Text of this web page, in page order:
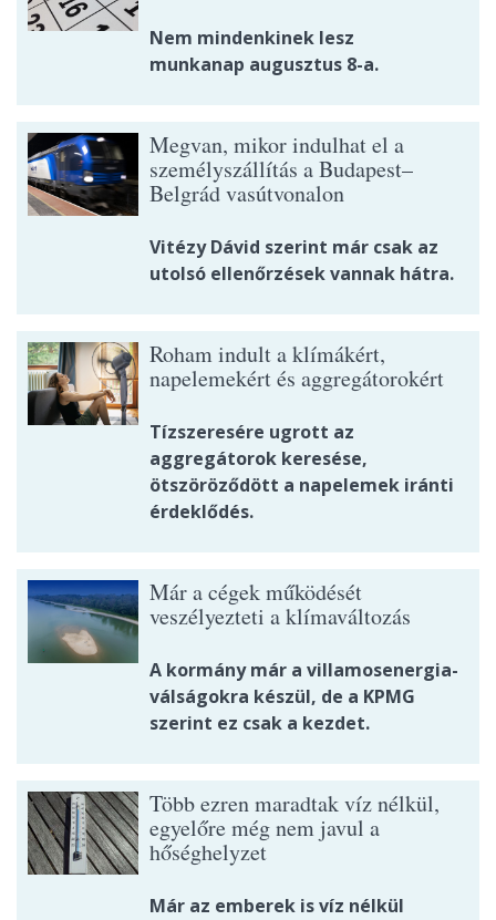
Nem mindenkinek lesz
munkanap augusztus 8-a.
Megvan, mikor indulhat el a
személyszállítás a Budapest–
Belgrád vasútvonalon
Vitézy Dávid szerint már csak az
utolsó ellenőrzések vannak hátra.
Roham indult a klímákért,
napelemekért és aggregátorokért
Tízszeresére ugrott az
aggregátorok keresése,
ötszöröződött a napelemek iránti
érdeklődés.
Már a cégek működését
veszélyezteti a klímaváltozás
A kormány már a villamosenergia-
válságokra készül, de a KPMG
szerint ez csak a kezdet.
Több ezren maradtak víz nélkül,
egyelőre még nem javul a
hőséghelyzet
Már az emberek is víz nélkül